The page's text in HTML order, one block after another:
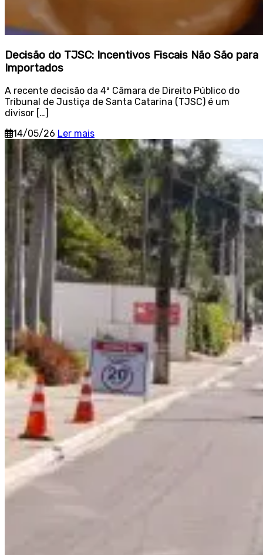
Decisão do TJSC: Incentivos Fiscais Não São para
Importados
A recente decisão da 4ª Câmara de Direito Público do
Tribunal de Justiça de Santa Catarina (TJSC) é um
divisor […]
14/05/26 Ler mais